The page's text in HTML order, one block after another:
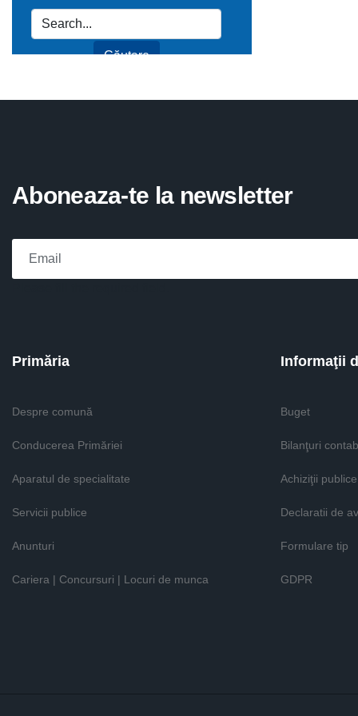
Aboneaza-te la newsletter
Primăria
Despre comună
Conducerea Primăriei
Aparatul de specialitate
Servicii publice
Anunturi
Cariera | Concursuri | Locuri de munca
Informaţii
Buget
Bilanţuri
Achiziţii publice
Declaratii de
Formulare tip
GDPR